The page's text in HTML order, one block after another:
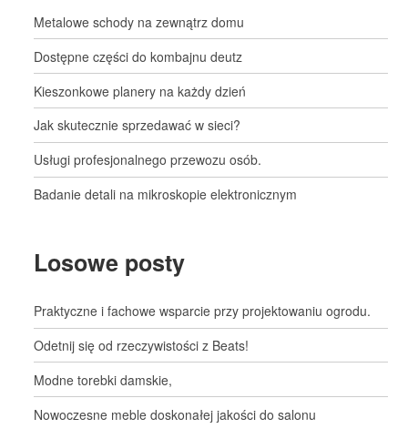
Metalowe schody na zewnątrz domu
Dostępne części do kombajnu deutz
Kieszonkowe planery na każdy dzień
Jak skutecznie sprzedawać w sieci?
Usługi profesjonalnego przewozu osób.
Badanie detali na mikroskopie elektronicznym
Losowe posty
Praktyczne i fachowe wsparcie przy projektowaniu ogrodu.
Odetnij się od rzeczywistości z Beats!
Modne torebki damskie,
Nowoczesne meble doskonałej jakości do salonu